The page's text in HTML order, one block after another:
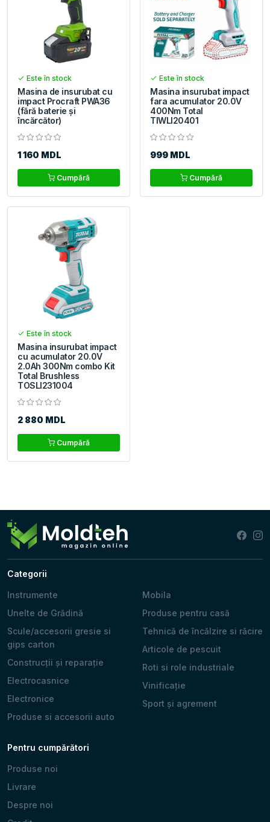
Este în stock
Masina de insurubat cu
impact Procraft PWA36
(fără baterie și
încărcător)
1 160 MDL
Cumpără
Este în stock
Masina insurubat impact
fara acumulator 20.0V
400Nm Total
TIWLI20401
999 MDL
Cumpără
Este în stock
Masina insurubat impact
cu acumulator 20.0V
2.0Ah 300Nm combo Kit
Total Brushless
TOSLI231004
2 880 MDL
Cumpără
Categorii
Instrumente
Unelte de Grădină
Scule/accesorii gresie si
gips carton
Construcții și reparație
Electrocasnice
Electronice
Produse si accesorii auto
Mobila
Produse pentru casă
Tehnică de încălzire si răcire
Articole de pescuit
Roti si role industriale
Vinificație
Sport și agrement
Pentru cumpărători
Produse noi
Livrare
Despre noi